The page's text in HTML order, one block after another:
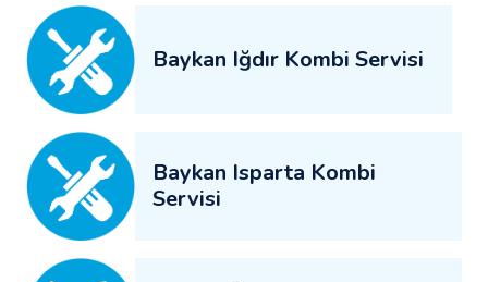
Baykan Iğdır Kombi Servisi
Baykan Isparta Kombi
Servisi